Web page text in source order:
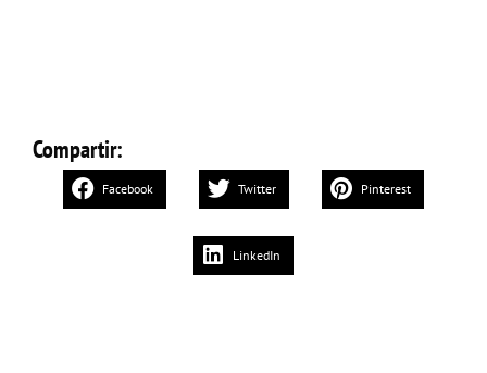
Compartir:
Facebook Twitter Pinterest
LinkedIn